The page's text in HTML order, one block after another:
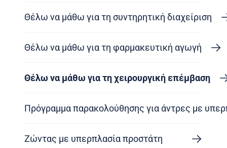
Θέλω να μάθω για τη συντηρητική διαχείριση
Θέλω να μάθω για τη φαρμακευτική αγωγή
Θέλω να μάθω για τη χειρουργική επέμβαση
Πρόγραμμα παρακολούθησης για άντρες με
Ζώντας με υπερπλασία προστάτη